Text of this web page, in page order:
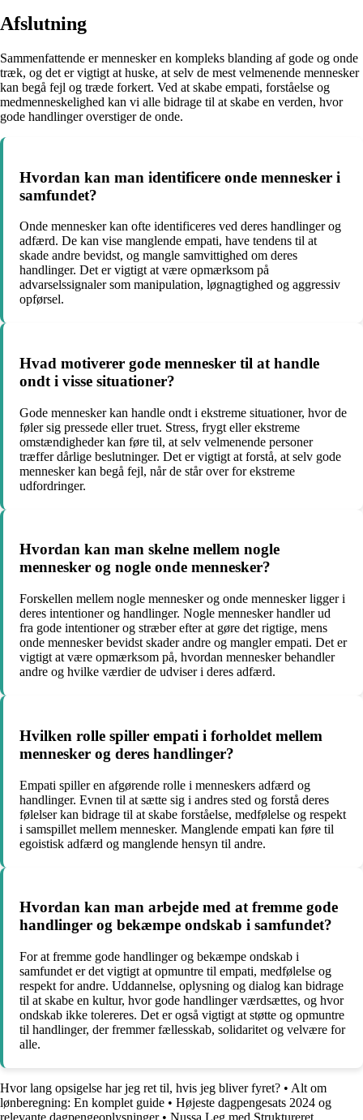
Afslutning
Sammenfattende er mennesker en kompleks blanding af gode og onde
træk, og det er vigtigt at huske, at selv de mest velmenende mennesker
kan begå fejl og træde forkert. Ved at skabe empati, forståelse og
medmenneskelighed kan vi alle bidrage til at skabe en verden, hvor
gode handlinger overstiger de onde.
Hvordan kan man identificere onde mennesker i
samfundet?
Onde mennesker kan ofte identificeres ved deres handlinger og
adfærd. De kan vise manglende empati, have tendens til at
skade andre bevidst, og mangle samvittighed om deres
handlinger. Det er vigtigt at være opmærksom på
advarselssignaler som manipulation, løgnagtighed og aggressiv
opførsel.
Hvad motiverer gode mennesker til at handle
ondt i visse situationer?
Gode mennesker kan handle ondt i ekstreme situationer, hvor de
føler sig pressede eller truet. Stress, frygt eller ekstreme
omstændigheder kan føre til, at selv velmenende personer
træffer dårlige beslutninger. Det er vigtigt at forstå, at selv gode
mennesker kan begå fejl, når de står over for ekstreme
udfordringer.
Hvordan kan man skelne mellem nogle
mennesker og nogle onde mennesker?
Forskellen mellem nogle mennesker og onde mennesker ligger i
deres intentioner og handlinger. Nogle mennesker handler ud
fra gode intentioner og stræber efter at gøre det rigtige, mens
onde mennesker bevidst skader andre og mangler empati. Det er
vigtigt at være opmærksom på, hvordan mennesker behandler
andre og hvilke værdier de udviser i deres adfærd.
Hvilken rolle spiller empati i forholdet mellem
mennesker og deres handlinger?
Empati spiller en afgørende rolle i menneskers adfærd og
handlinger. Evnen til at sætte sig i andres sted og forstå deres
følelser kan bidrage til at skabe forståelse, medfølelse og respekt
i samspillet mellem mennesker. Manglende empati kan føre til
egoistisk adfærd og manglende hensyn til andre.
Hvordan kan man arbejde med at fremme gode
handlinger og bekæmpe ondskab i samfundet?
For at fremme gode handlinger og bekæmpe ondskab i
samfundet er det vigtigt at opmuntre til empati, medfølelse og
respekt for andre. Uddannelse, oplysning og dialog kan bidrage
til at skabe en kultur, hvor gode handlinger værdsættes, og hvor
ondskab ikke tolereres. Det er også vigtigt at støtte og opmuntre
til handlinger, der fremmer fællesskab, solidaritet og velvære for
alle.
Hvor lang opsigelse har jeg ret til, hvis jeg bliver fyret? • Alt om
lønberegning: En komplet guide • Højeste dagpengesats 2024 og
relevante dagpengeoplysninger• Nussa Leg med Struktureret